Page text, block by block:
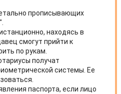
прописывающих
находясь в
смогут прийти к
по рукам.
получат
системы. Ее
паспорта, если лицо